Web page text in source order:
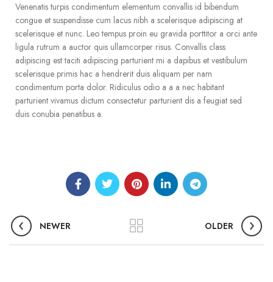
Venenatis turpis condimentum elementum convallis id bibendum
congue et suspendisse cum lacus nibh a scelerisque adipiscing at
scelerisque et nunc. Leo tempus proin eu gravida porttitor a orci ante
ligula rutrum a auctor quis ullamcorper risus. Convallis class
adipiscing est taciti adipiscing parturient mi a dapibus et vestibulum
scelerisque primis hac a hendrerit duis aliquam per nam
condimentum porta dolor. Ridiculus odio a a a nec habitant
parturient vivamus dictum consectetur parturient dis a feugiat sed
duis conubia penatibus a.
NEWER OLDER